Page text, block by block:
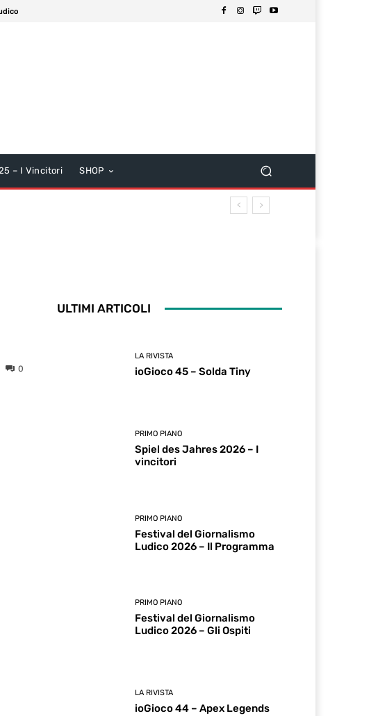
– I Vincitori SHOP
0
ULTIMI ARTICOLI
LA RIVISTA
ioGioco 45 – Solda Tiny
PRIMO PIANO
Spiel des Jahres 2026 – I
vincitori
PRIMO PIANO
Festival del Giornalismo
Ludico 2026 – Il Programma
PRIMO PIANO
Festival del Giornalismo
Ludico 2026 – Gli Ospiti
LA RIVISTA
ioGioco 44 – Apex Legends